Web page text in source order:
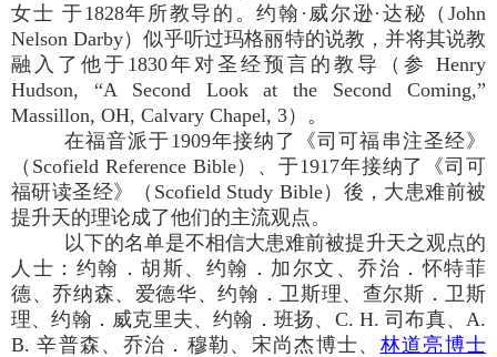
女士 于1828年所教导的。约翰·威尔逊·达秘（John
Nelson Darby）似乎听过玛格丽特的说教，并将其说教
融入了他于1830年对圣经预言的教导（参 Henry
Hudson, “A Second Look at the Second Coming,”
Massillon, OH, Calvary Chapel, 3）。
在福音派于1909年接纳了《司可福串注圣经》
（Scofield Reference Bible）、于1917年接纳了《司可
福研读圣经》（Scofield Study Bible）後，大患难前被
提升天的理论成了他们的主流观点。
以下的名单是不相信大患难前被提升天之观点的
人士：约翰．胡斯、约翰．加尔文、乔治．怀特菲
德、乔纳森、爱德华、约翰．卫斯理、查尔斯．卫斯
理、约翰．威克里夫、约翰．班扬、C. H. 司布真、A.
B. 辛普森、乔治．穆勒、宋尚杰博士、 林道亮博士